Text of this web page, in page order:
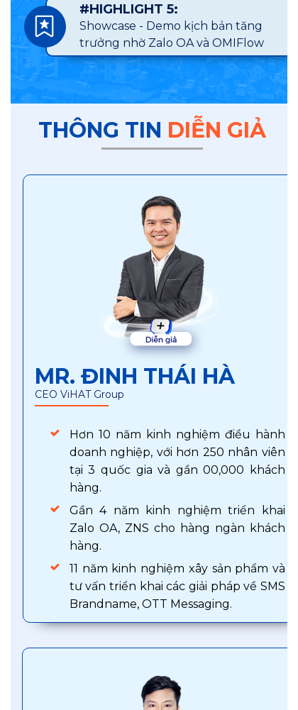
Showcase - Demo kịch bản tăng
trưởng nhờ Zalo OA và OMIFlow
#HIGHLIGHT 5:
THÔNG TIN DIỄN GIẢ
Hơn 10 năm kinh nghiệm điều hành
doanh nghiệp, với hơn 250 nhân viên
tại 3 quốc gia và gần 00,000 khách
hàng.
Gần 4 năm kinh nghiệm triển khai
Zalo OA, ZNS cho hàng ngàn khách
hàng.
11 năm kinh nghiệm xây sản phẩm và
tư vấn triển khai các giải pháp về SMS
Brandname, OTT Messaging.
MR. ĐINH THÁI HÀ
CEO ViHAT Group